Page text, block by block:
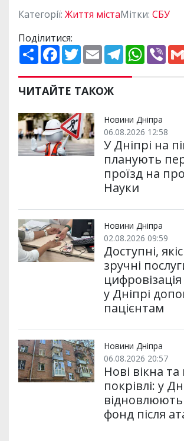
Категорії: Життя містаМітки: СБУ
Поділитися:
П
о
и
р
и
и
F
a
e
b
o
k
T
w
t
t
e
E
m
i
l
T
e
e
m
W
h
p
V
ЧИТАЙТЕ ТАКОЖ
Новини Дніпра
06.08.2026 12:58
У Дніпрі на
планують
проїзд на
Науки
Новини Дніпра
02.08.2026 09:59
Доступні,
зручні
у Дніпрі
пацієнтам
Новини Дніпра
06.08.2026 20:57
Нові вікна та
покрівлі: у
фонд після